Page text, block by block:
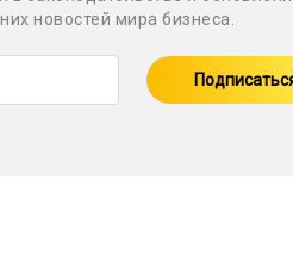
новостей мира бизнеса.